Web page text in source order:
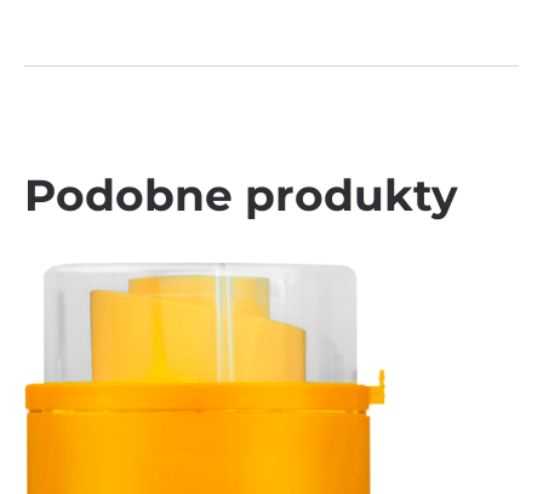
Podobne produkty